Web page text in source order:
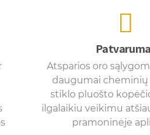
Atsparios oro
daugumai cheminių
stiklo pluošto
ilgalaikiu veikimu
pramoninėje